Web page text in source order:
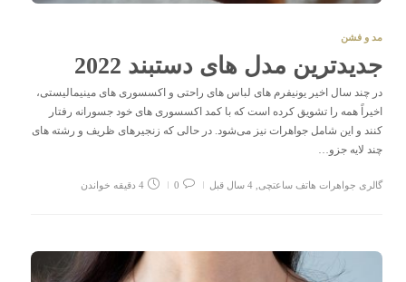
مد و فشن
جدیدترین مدل های دستبند 2022
در چند سال اخیر یونیفرم‌ های لباس‌ های راحتی و اکسسوری‌ های مینیمالیستی،
اخیراً همه را تشویق کرده است که با کمد اکسسوری های خود جسورانه رفتار
کنند و این شامل جواهرات نیز می‌شود. در حالی که زنجیرهای ظریف و رشته های
چند لایه جزو…
گالری جواهرات هاتف ساعتچی 4 سال قبل 0 4 دقیقه خواندن